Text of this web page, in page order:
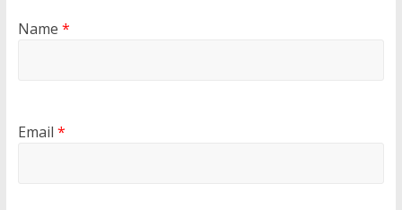
Name *
Email *